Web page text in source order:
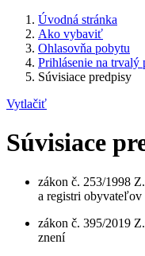
Úvodná stránka
Ako vybaviť
Ohlasovňa pobytu
Prihlásenie na trvalý
Súvisiace predpisy
Vytlačiť
Súvisiace
zákon č. 253/1998
a registri obyvateľov
zákon č. 395/2019
znení